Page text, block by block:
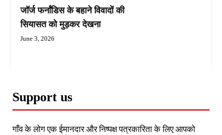
जॉर्ज फर्नांडिस के बहाने विवादों की
सियासत को मुड़कर देखना
June 3, 2026
Support us
गाँव के लोग एक ईमानदार और निष्पक्ष पत्रकारिता के लिए आपको